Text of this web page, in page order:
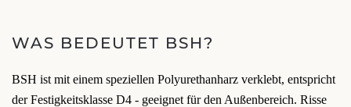
WAS BEDEUTET BSH?
BSH ist mit einem speziellen Polyurethanharz verklebt, entspricht
der Festigkeitsklasse D4 - geeignet für den Außenbereich. Risse